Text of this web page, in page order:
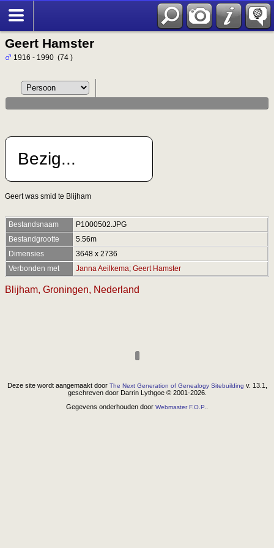
Geert Hamster
1916 - 1990 (74 )
Bezig...
Geert was smid te Blijham
Bestandsnaam
P1000502.JPG
Bestandgrootte
5.56m
Dimensies
3648 x 2736
Verbonden met
Janna Aeilkema; Geert Hamster
Blijham, Groningen, Nederland
Deze site wordt aangemaakt door The Next Generation of Genealogy Sitebuilding v. 13.1,
geschreven door Darrin Lythgoe © 2001-2026.
Gegevens onderhouden door Webmaster F.O.P.